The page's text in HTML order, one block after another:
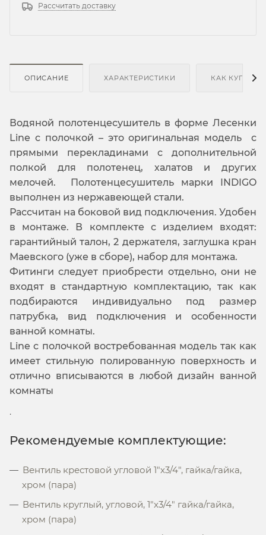
Рассчитать доставку
ОПИСАНИЕ ХАРАКТЕРИСТИКИ КАК КУПИТЬ
Водяной полотенцесушитель в форме Лесенки
Line с полочкой – это оригинальная модель с
прямыми перекладинами с дополнительной
полкой для полотенец, халатов и других
мелочей. Полотенцесушитель марки INDIGO
выполнен из нержавеющей стали.
Рассчитан на боковой вид подключения. Удобен
в монтаже. В комплекте с изделием входят:
гарантийный талон, 2 держателя, заглушка кран
Маевского (уже в сборе), набор для монтажа.
Фитинги следует приобрести отдельно, они не
входят в стандартную комплектацию, так как
подбираются индивидуально под размер
патрубка, вид подключения и особенности
ванной комнаты.
Line с полочкой востребованная модель так как
имеет стильную полированную поверхность и
отлично вписываются в любой дизайн ванной
комнаты
.
Рекомендуемые комплектующие:
Вентиль крестовой угловой 1"х3/4", гайка/гайка,
хром (пара)
Вентиль круглый, угловой, 1"х3/4" гайка/гайка,
хром (пара)